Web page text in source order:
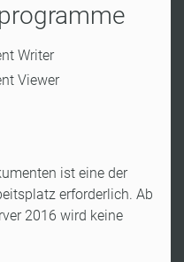
Writer
Viewer
ist eine der
erforderlich. Ab
2016 wird keine